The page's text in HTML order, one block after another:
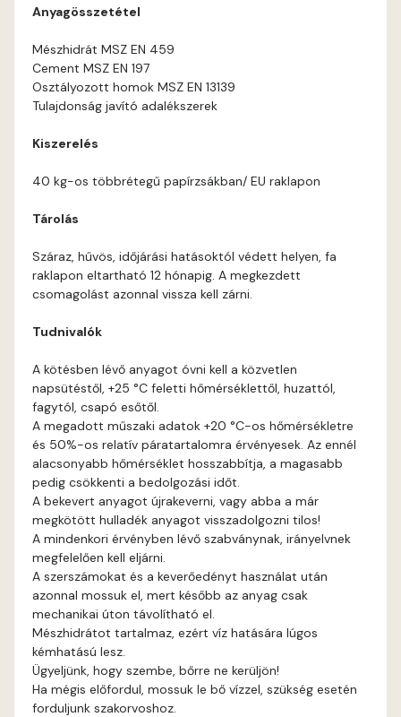
Anyagösszetétel
Mészhidrát MSZ EN 459
Cement MSZ EN 197
Osztályozott homok MSZ EN 13139
Tulajdonság javító adalékszerek
Kiszerelés
40 kg-os többrétegű papírzsákban/ EU raklapon
Tárolás
Száraz, hűvös, időjárási hatásoktól védett helyen, fa
raklapon eltartható 12 hónapig. A megkezdett
csomagolást azonnal vissza kell zárni.
Tudnivalók
A kötésben lévő anyagot óvni kell a közvetlen
napsütéstől, +25 °C feletti hőmérséklettől, huzattól,
fagytól, csapó esőtől.
A megadott műszaki adatok +20 °C-os hőmérsékletre
és 50%-os relatív páratartalomra érvényesek. Az ennél
alacsonyabb hőmérséklet hosszabbítja, a magasabb
pedig csökkenti a bedolgozási időt.
A bekevert anyagot újrakeverni, vagy abba a már
megkötött hulladék anyagot visszadolgozni tilos!
A mindenkori érvényben lévő szabványnak, irányelvnek
megfelelően kell eljárni.
A szerszámokat és a keverőedényt használat után
azonnal mossuk el, mert később az anyag csak
mechanikai úton távolítható el.
Mészhidrátot tartalmaz, ezért víz hatására lúgos
kémhatású lesz.
Ügyeljünk, hogy szembe, bőrre ne kerüljön!
Ha mégis előfordul, mossuk le bő vízzel, szükség esetén
forduljunk szakorvoshoz.